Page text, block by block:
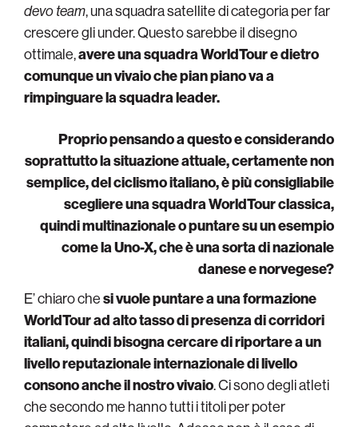
devo team, una squadra satellite di categoria per far
crescere gli under. Questo sarebbe il disegno
ottimale,avere una squadra WorldTour e dietro
comunque un vivaio che pian piano va a
rimpinguare la squadra leader.
Proprio pensando a questo e considerando
soprattutto la situazione attuale, certamente non
semplice, del ciclismo italiano, è più consigliabile
scegliere una squadra WorldTour classica,
quindi multinazionale o puntare su un esempio
come la Uno-X, che è una sorta di nazionale
danese e norvegese?
E’ chiaro chesi vuole puntare a una formazione
WorldTour ad alto tasso di presenza di corridori
italiani, quindi bisogna cercare di riportare a un
livello reputazionale internazionale di livello
consono anche il nostro vivaio. Ci sono degli atleti
che secondo me hanno tutti i titoli per poter